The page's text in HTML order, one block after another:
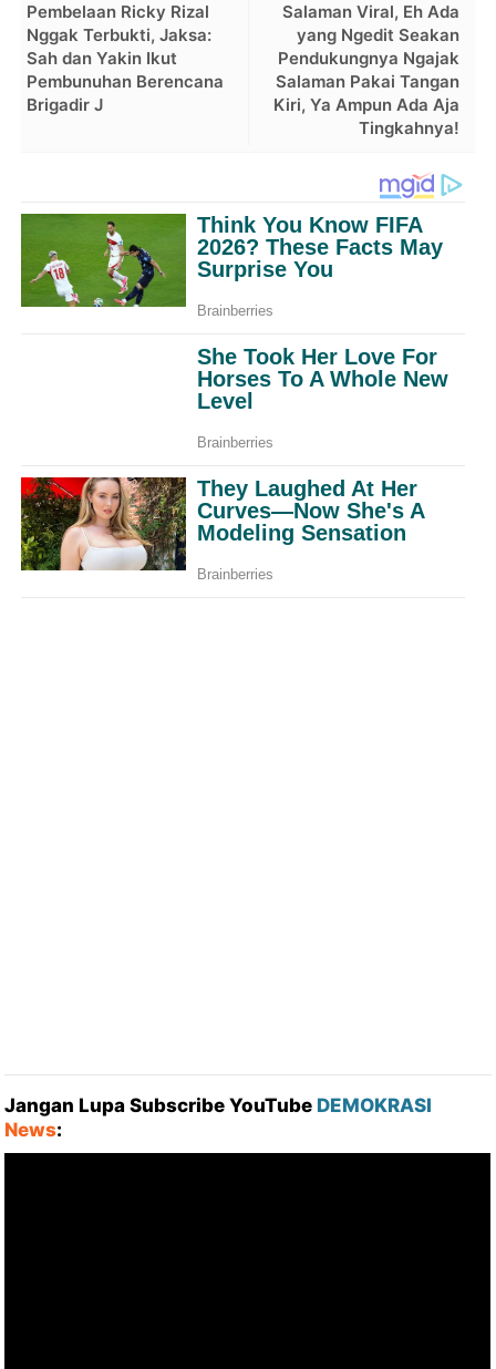
Salaman Viral, Eh Ada
yang Ngedit Seakan
Pendukungnya Ngajak
Salaman Pakai Tangan
Kiri, Ya Ampun Ada Aja
Tingkahnya!
Pembelaan Ricky Rizal
Nggak Terbukti, Jaksa:
Sah dan Yakin Ikut
Pembunuhan Berencana
Brigadir J
Jangan Lupa Subscribe YouTube DEMOKRASI
News: